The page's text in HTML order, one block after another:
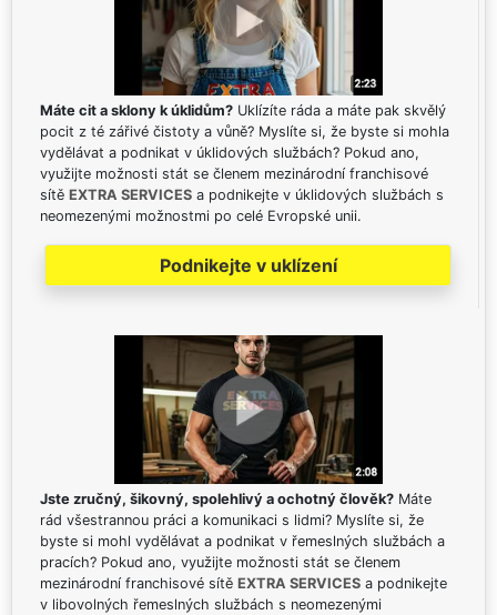
Máte cit a sklony k úklidům? Uklízíte ráda a máte pak skvělý
pocit z té zářivé čistoty a vůně? Myslíte si, že byste si mohla
vydělávat a podnikat v úklidových službách? Pokud ano,
využijte možnosti stát se členem mezinárodní franchisové
sítě EXTRA SERVICES a podnikejte v úklidových službách s
neomezenými možnostmi po celé Evropské unii.
Podnikejte v uklízení
Jste zručný, šikovný, spolehlivý a ochotný člověk? Máte
rád všestrannou práci a komunikaci s lidmi? Myslíte si, že
byste si mohl vydělávat a podnikat v řemeslných službách a
pracích? Pokud ano, využijte možnosti stát se členem
mezinárodní franchisové sítě EXTRA SERVICES a podnikejte
v libovolných řemeslných službách s neomezenými